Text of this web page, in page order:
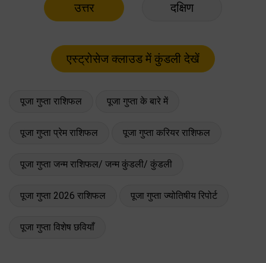
उत्तर दक्षिण
पूजा गुप्ता राशिफल पूजा गुप्ता के बारे में
पूजा गुप्ता प्रेम राशिफल पूजा गुप्ता करियर राशिफल
पूजा गुप्ता जन्म राशिफल/ जन्म कुंडली/ कुंडली
पूजा गुप्ता 2026 राशिफल पूजा गुप्ता ज्योतिषीय रिपोर्ट
पूजा गुप्ता विशेष छवियाँ